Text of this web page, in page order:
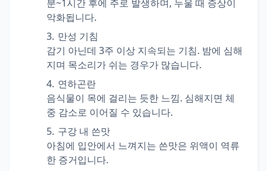
분~1시간 후에 주로 발생하며, 누울 때 증상이
악화됩니다.
만성 기침
감기 아닌데 3주 이상 지속되는 기침. 밤에 심해
지며 목소리가 쉬는 경우가 많습니다.
연하곤란
음식물이 목에 걸리는 듯한 느낌. 심해지면 체
중 감소로 이어질 수 있습니다.
구강 내 쓴맛
아침에 입안에서 느껴지는 쓴맛은 위액이 역류
한 증거입니다.